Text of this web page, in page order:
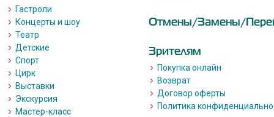
Гастроли
Концерты и шоу
Театр
Детские
Спорт
Цирк
Выставки
Экскурсия
Мастер-класс
Отмены/Замены/
Зрителям
Покупка онлайн
Возврат
Договор оферты
Политика